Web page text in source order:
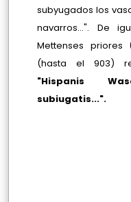
subyugados los
navarros...". De
Mettenses
(hasta el 903)
"Hispanis
subiugatis...".